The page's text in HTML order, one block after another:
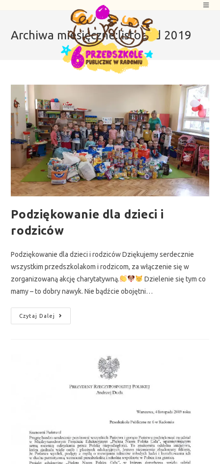
Archiwa miesięczne:listopad 2019
Podziękowanie dla dzieci i
rodziców
Podziękowanie dla dzieci i rodziców Dziękujemy serdecznie
wszystkim przedszkolakom i rodzicom, za włączenie się w
zorganizowaną akcję charytatywną.
Dzielenie się tym co
mamy – to dobry nawyk. Nie bądźcie obojętni…
Czytaj Dalej